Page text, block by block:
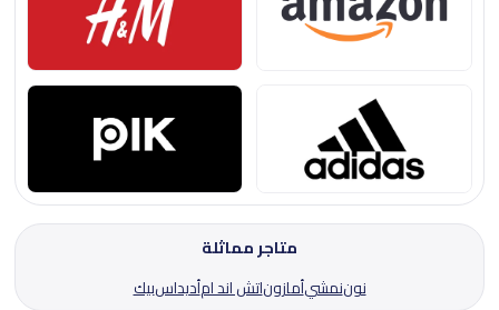
متاجر مماثلة
نوننمشيأمازوناتش اند امأديداسبيك